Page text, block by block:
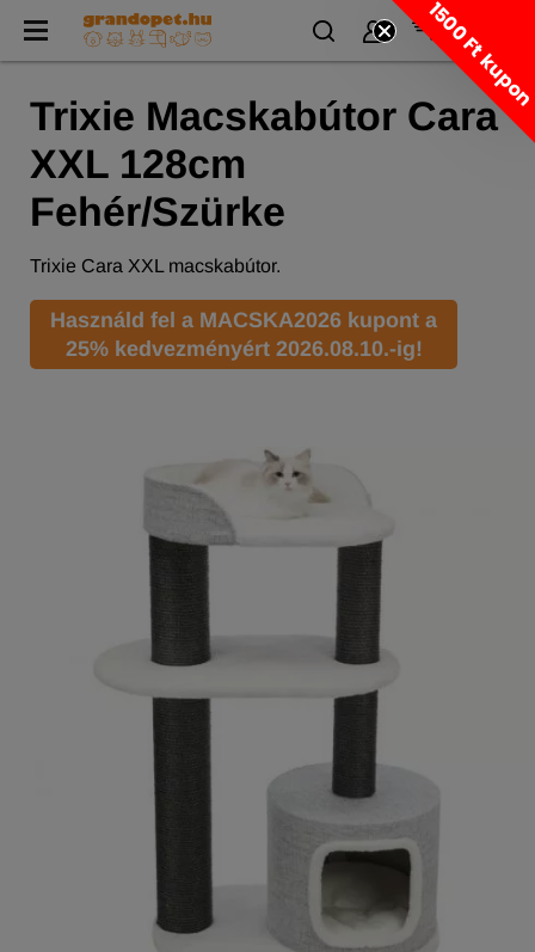
Trixie Macskabútor Cara
XXL 128cm
Fehér/Szürke
Trixie Cara XXL macskabútor.
Használd fel a MACSKA2026 kupont a
25% kedvezményért 2026.08.10.-ig!
1500 Ft